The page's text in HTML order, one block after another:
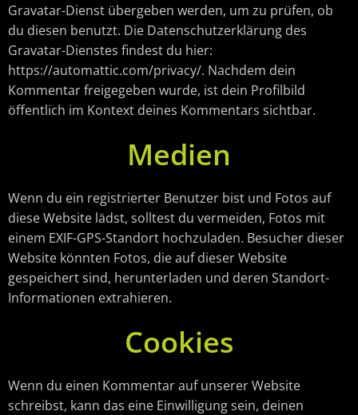
Gravatar-Dienst übergeben werden, um zu prüfen, ob
du diesen benutzt. Die Datenschutzerklärung des
Gravatar-Dienstes findest du hier:
https://automattic.com/privacy/. Nachdem dein
Kommentar freigegeben wurde, ist dein Profilbild
öffentlich im Kontext deines Kommentars sichtbar.
Medien
Wenn du ein registrierter Benutzer bist und Fotos auf
diese Website lädst, solltest du vermeiden, Fotos mit
einem EXIF-GPS-Standort hochzuladen. Besucher dieser
Website könnten Fotos, die auf dieser Website
gespeichert sind, herunterladen und deren Standort-
Informationen extrahieren.
Cookies
Wenn du einen Kommentar auf unserer Website
schreibst, kann das eine Einwilligung sein, deinen